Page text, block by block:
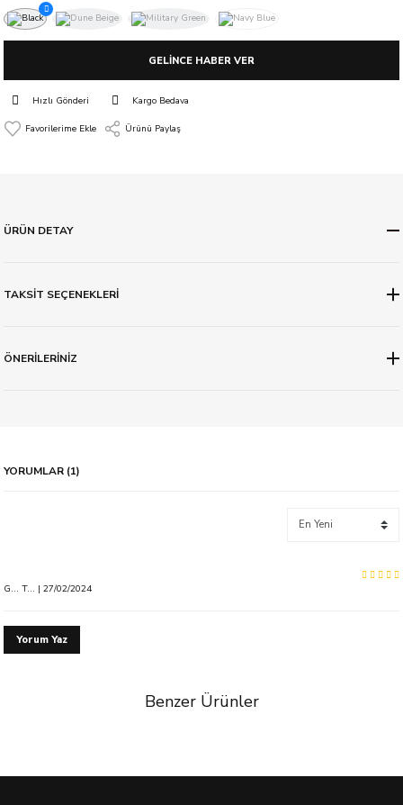
GELİNCE HABER VER
Hızlı Gönderi Kargo Bedava
Ürünü Paylaş
ÜRÜN DETAY
TAKSİT SEÇENEKLERİ
ÖNERİLERİNİZ
YORUMLAR (1)
G... T... | 27/02/2024
Yorum Yaz
Benzer Ürünler